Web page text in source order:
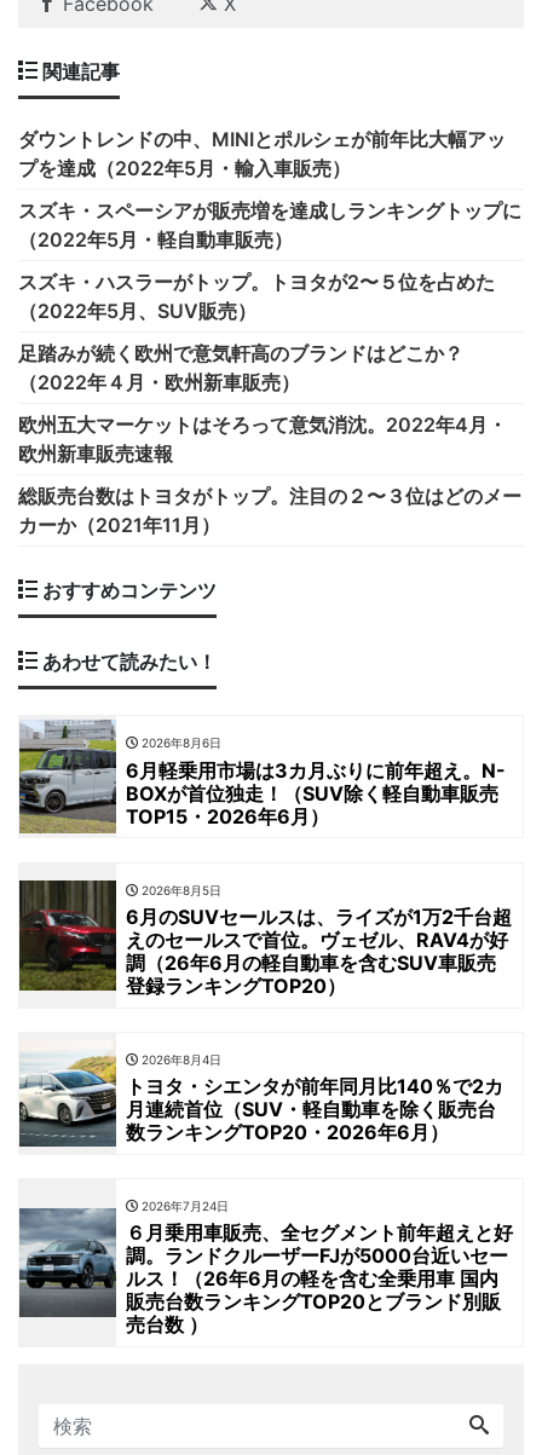
関連記事
ダウントレンドの中、MINIとポルシェが前年比大幅アッ
プを達成（2022年5月・輸入車販売）
スズキ・スペーシアが販売増を達成しランキングトップに
（2022年5月・軽自動車販売）
スズキ・ハスラーがトップ。トヨタが2〜５位を占めた
（2022年5月、SUV販売）
足踏みが続く欧州で意気軒高のブランドはどこか？
（2022年４月・欧州新車販売）
欧州五大マーケットはそろって意気消沈。2022年4月・
欧州新車販売速報
総販売台数はトヨタがトップ。注目の２〜３位はどのメー
カーか（2021年11月）
おすすめコンテンツ
あわせて読みたい！
2026年8月6日
6月軽乗用市場は3カ月ぶりに前年超え。N-
BOXが首位独走！（SUV除く軽自動車販売
TOP15・2026年6月）
2026年8月5日
6月のSUVセールスは、ライズが1万2千台超
えのセールスで首位。ヴェゼル、RAV4が好
調（26年6月の軽自動車を含むSUV車販売
登録ランキングTOP20）
2026年8月4日
トヨタ・シエンタが前年同月比140％で2カ
月連続首位（SUV・軽自動車を除く販売台
数ランキングTOP20・2026年6月）
2026年7月24日
６月乗用車販売、全セグメント前年超えと好
調。ランドクルーザーFJが5000台近いセー
ルス！（26年6月の軽を含む全乗用車 国内
販売台数ランキングTOP20とブランド別販
売台数 ）